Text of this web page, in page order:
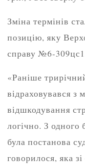
Зміна термінів
позицію, яку
справу №6-
«Раніше
відраховувався з
відшкодування
логічно. З
була постанова
говорилося, яка